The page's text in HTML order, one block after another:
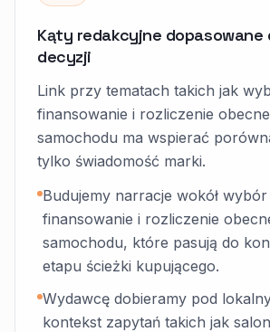
Kąty redakcyjne dopasowane
decyzji
Link przy tematach takich jak
finansowanie i rozliczenie
samochodu ma wspierać
tylko świadomość marki.
Budujemy narracje wokół
finansowanie i rozliczenie
samochodu, które pasują do
etapu ścieżki kupującego.
Wydawcę dobieramy pod
kontekst zapytań takich jak salon